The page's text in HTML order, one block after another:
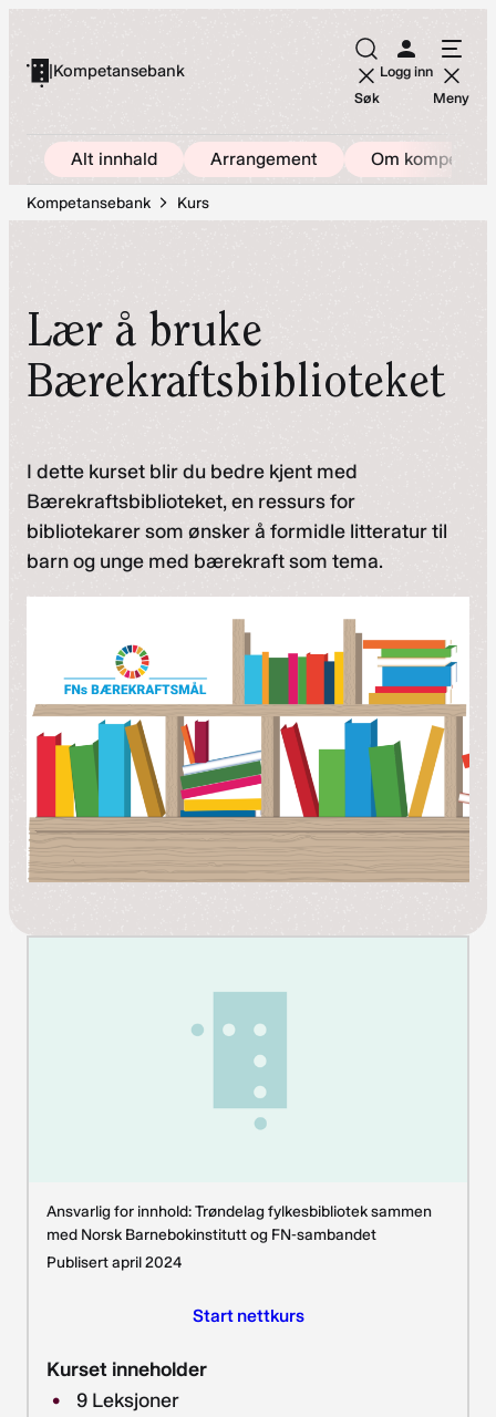
innhold
|Kompetansebank
Søk
Logg inn
Meny
Alt innhald Arrangement Om
Kompetansebank Kurs
Lær å bruke
Bærekraftsbiblioteket
I dette kurset blir du bedre kjent med
Bærekraftsbiblioteket, en ressurs for
bibliotekarer som ønsker å formidle litteratur til
barn og unge med bærekraft som tema.
Ansvarlig for innhold: Trøndelag fylkesbibliotek sammen
med Norsk Barnebokinstitutt og FN-sambandet
Publisert april 2024
Start nettkurs
Kurset inneholder
9 Leksjoner